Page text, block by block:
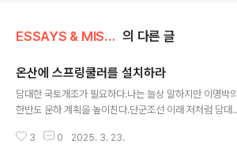
ESSAYS & MISCELLANIES 의 다른 글
온산에 스프링쿨러를 설치하라
담대한 국토개조가 필요하다.나는 늘상 말하지만 이명박의
한반도 운하 계획을 높이친다.단군조선 이래 저처럼 담대
받은 이 한반도를 끝장내야 한다.필요하다면 온산에 스프
3 0 2025. 3. 23.